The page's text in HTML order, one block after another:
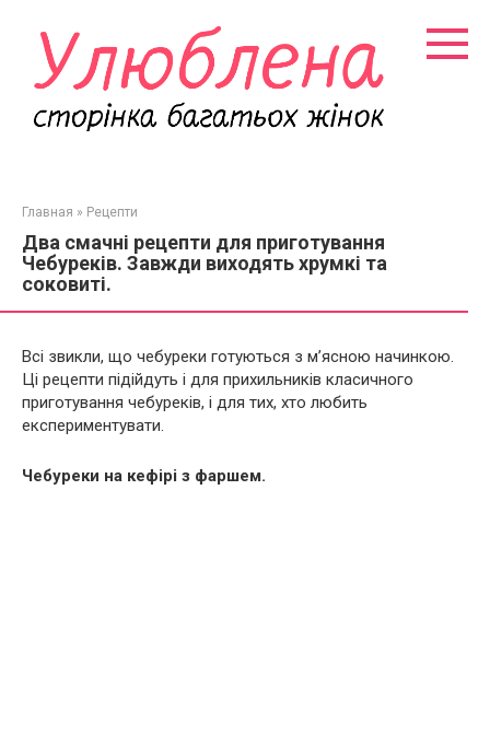
контенту
Главная » Рецепти
Два смачні рецепти для приготування
Чебуреків. Завжди виходять хрумкі та
соковиті.
Всі звикли, що чебуреки готуються з м’ясною начинкою.
Ці рецепти підійдуть і для прихильників класичного
приготування чебуреків, і для тих, хто любить
експериментувати.
Чебуреки на кефірі з фаршем.